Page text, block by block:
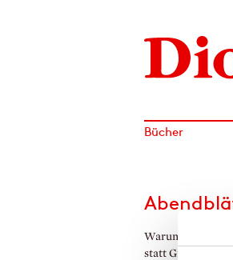
Bücher
Warum gibt es
statt Grau?